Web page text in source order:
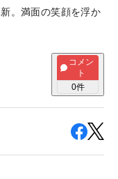
。満面の笑顔を浮か
コメン
ト
0件